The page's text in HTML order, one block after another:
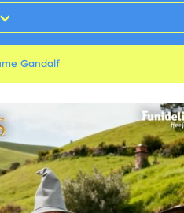
Gandalf